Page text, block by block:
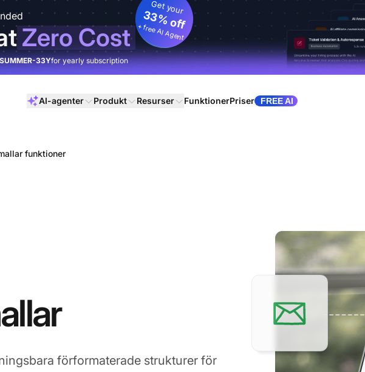
Zero Cost
Get your
33% off
+ free AI Agent
SUMMER-33Yfor yearly subscription
AI-agenter Produkt Resurser FunktionerPriser FREE AI
funktioner
förformaterade strukturer för